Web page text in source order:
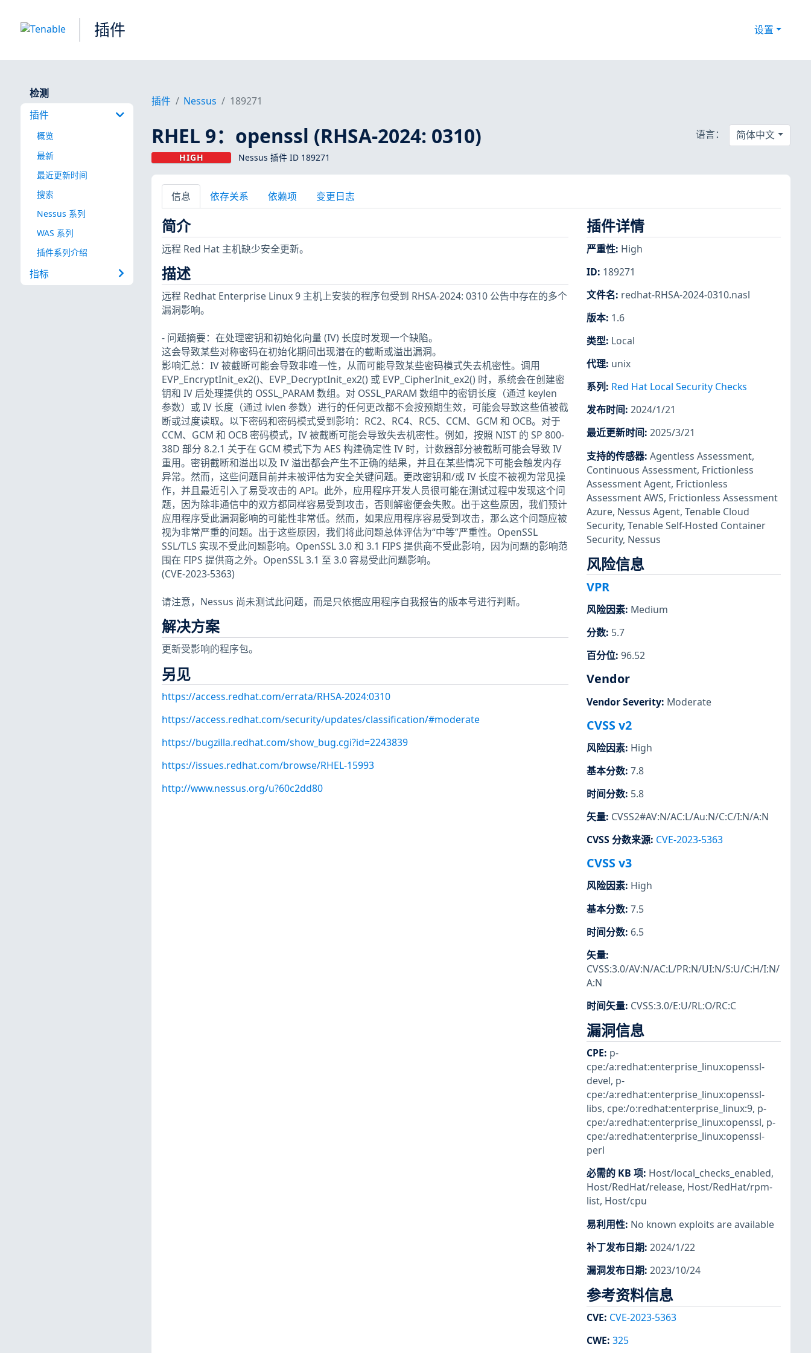
插件 设置
检测
插件
概览
最新
最近更新时间
搜索
Nessus 系列
WAS 系列
插件系列介绍
指标
插件 Nessus 189271
RHEL 9：openssl (RHSA-2024: 0310)
HIGH Nessus 插件 ID 189271
语言： 简体中文
信息 依存关系 依赖项 变更日志
简介
远程 Red Hat 主机缺少安全更新。
描述
远程 Redhat Enterprise Linux 9 主机上安装的程序包受到 RHSA-2024: 0310 公告中存在的多个
漏洞影响。
- 问题摘要：在处理密钥和初始化向量 (IV) 长度时发现一个缺陷。
这会导致某些对称密码在初始化期间出现潜在的截断或溢出漏洞。
影响汇总：IV 被截断可能会导致非唯一性，从而可能导致某些密码模式失去机密性。调用
EVP_EncryptInit_ex2()、EVP_DecryptInit_ex2() 或 EVP_CipherInit_ex2() 时，系统会在创建密
钥和 IV 后处理提供的 OSSL_PARAM 数组。对 OSSL_PARAM 数组中的密钥长度（通过 keylen
参数）或 IV 长度（通过 ivlen 参数）进行的任何更改都不会按预期生效，可能会导致这些值被截
断或过度读取。以下密码和密码模式受到影响：RC2、RC4、RC5、CCM、GCM 和 OCB。对于
CCM、GCM 和 OCB 密码模式，IV 被截断可能会导致失去机密性。例如，按照 NIST 的 SP 800-
38D 部分 8.2.1 关于在 GCM 模式下为 AES 构建确定性 IV 时，计数器部分被截断可能会导致 IV
重用。密钥截断和溢出以及 IV 溢出都会产生不正确的结果，并且在某些情况下可能会触发内存
异常。然而，这些问题目前并未被评估为安全关键问题。更改密钥和/或 IV 长度不被视为常见操
作，并且最近引入了易受攻击的 API。此外，应用程序开发人员很可能在测试过程中发现这个问
题，因为除非通信中的双方都同样容易受到攻击，否则解密便会失败。出于这些原因，我们预计
应用程序受此漏洞影响的可能性非常低。然而，如果应用程序容易受到攻击，那么这个问题应被
视为非常严重的问题。出于这些原因，我们将此问题总体评估为“中等”严重性。OpenSSL
SSL/TLS 实现不受此问题影响。OpenSSL 3.0 和 3.1 FIPS 提供商不受此影响，因为问题的影响范
围在 FIPS 提供商之外。OpenSSL 3.1 至 3.0 容易受此问题影响。
(CVE-2023-5363)
请注意，Nessus 尚未测试此问题，而是只依据应用程序自我报告的版本号进行判断。
解决方案
更新受影响的程序包。
另见
https://access.redhat.com/errata/RHSA-2024:0310
https://access.redhat.com/security/updates/classification/#moderate
https://bugzilla.redhat.com/show_bug.cgi?id=2243839
https://issues.redhat.com/browse/RHEL-15993
http://www.nessus.org/u?60c2dd80
插件详情
严重性: High
ID: 189271
文件名: redhat-RHSA-2024-0310.nasl
版本: 1.6
类型: Local
代理: unix
系列 : Red Hat Local Security Checks
发布时间: 2024/1/21
最近更新时间: 2025/3/21
支持的传感器: Agentless Assessment,
Continuous Assessment, Frictionless
Assessment Agent, Frictionless
Assessment AWS, Frictionless Assessment
Azure, Nessus Agent, Tenable Cloud
Security, Tenable Self-Hosted Container
Security, Nessus
风险信息
VPR
风险因素: Medium
分数: 5.7
百分位: 96.52
Vendor
Vendor Severity: Moderate
CVSS v2
风险因素: High
基本分数: 7.8
时间分数: 5.8
矢量: CVSS2#AV:N/AC:L/Au:N/C:C/I:N/A:N
CVSS 分数来源: CVE-2023-5363
CVSS v3
风险因素: High
基本分数: 7.5
时间分数: 6.5
矢量:
CVSS:3.0/AV:N/AC:L/PR:N/UI:N/S:U/C:H/I:N/
A:N
时间矢量: CVSS:3.0/E:U/RL:O/RC:C
漏洞信息
CPE: p-
cpe:/a:redhat:enterprise_linux:openssl-
devel, p-
cpe:/a:redhat:enterprise_linux:openssl-
libs, cpe:/o:redhat:enterprise_linux:9, p-
cpe:/a:redhat:enterprise_linux:openssl, p-
cpe:/a:redhat:enterprise_linux:openssl-
perl
必需的 KB 项: Host/local_checks_enabled,
Host/RedHat/release, Host/RedHat/rpm-
list, Host/cpu
易利用性: No known exploits are available
补丁发布日期: 2024/1/22
漏洞发布日期: 2023/10/24
参考资料信息
CVE: CVE-2023-5363
CWE: 325